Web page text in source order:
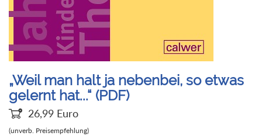
„Weil man halt ja nebenbei, so etwas
gelernt hat...“ (PDF)
26,99 Euro
(unverb. Preisempfehlung)